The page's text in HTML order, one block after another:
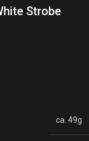
Strobe
ca. 49g